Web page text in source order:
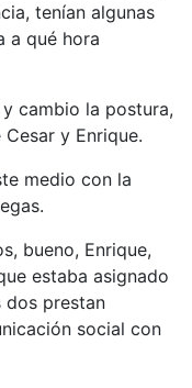
tenían algunas
a qué hora
cambio la postura,
y Enrique.
medio con la
bueno, Enrique,
estaba asignado
dos prestan
social con